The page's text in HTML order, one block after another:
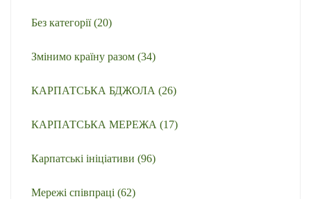
Без категорії(20)
Змінимо країну разом (34)
КАРПАТСЬКА БДЖОЛА (26)
КАРПАТСЬКА МЕРЕЖА (17)
Карпатські ініціативи (96)
Мережі співпраці (62)